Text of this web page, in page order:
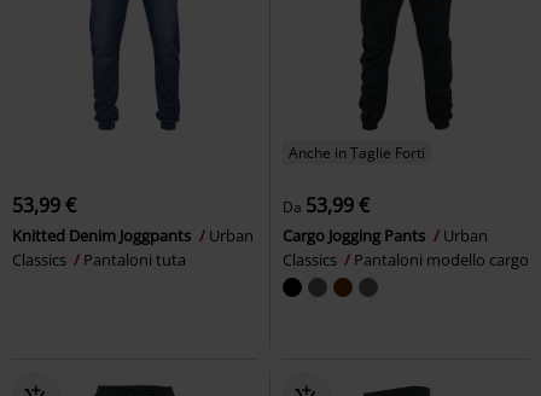
53,99 €
Knitted Denim Joggpants
Urban
Classics
Pantaloni tuta
Anche in Taglie Forti
Da 53,99 €
Cargo Jogging Pants
Urban
Classics
Pantaloni modello cargo